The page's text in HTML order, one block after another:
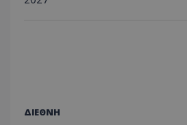
ΔΙΕΘΝΗ